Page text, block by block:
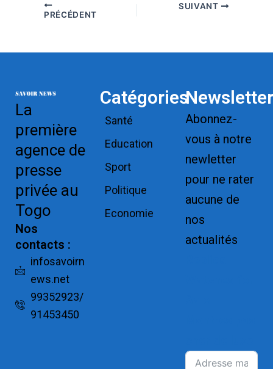
PRÉCÉDENT
SUIVANT
La
première
agence de
presse
privée au
Togo
Nos
contacts :
infosavoirn
ews.net
99352923/
91453450
Catégories
Santé
Education
Sport
Politique
Economie
Newsletter
Abonnez-
vous à notre
newletter
pour ne rater
aucune de
nos
actualités